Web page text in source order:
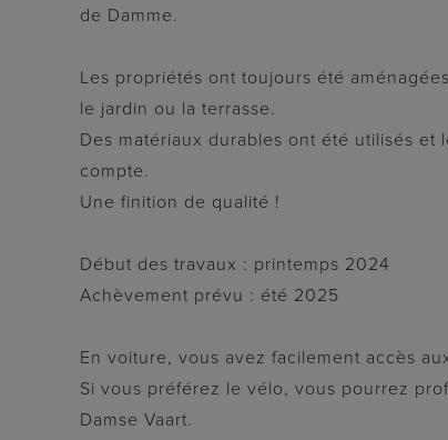
de Damme.
Les propriétés ont toujours été
le jardin ou la terrasse.
Des matériaux durables ont été utilisés
compte.
Une finition de qualité !
Début des travaux : printemps 2024
Achèvement prévu : été 2025
En voiture, vous avez facilement accès
Si vous préférez le vélo, vous pourrez
Damse Vaart.